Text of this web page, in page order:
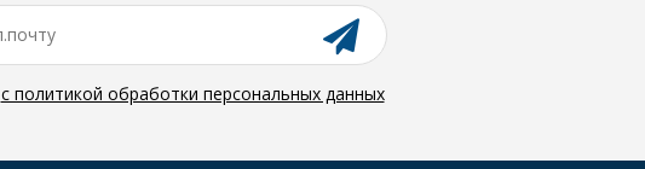
с политикой обработки персональных данных